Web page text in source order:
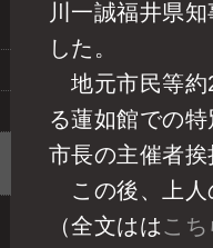
川一誠福井県
した。
地元市民等約
る蓮如館での
市長の主催者
この後、上人
（全文ははこち